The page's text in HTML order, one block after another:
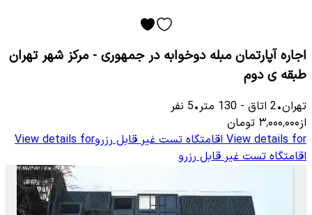
اجاره آپارتمان مبله دوخوابه در جمهوری - مرکز شهر تهران
طبقه ی دوم
تهران•
2 اتاق -
130 متر•
5 نفر
از۳٬۰۰۰٬۰۰۰ تومان
View details for اقامتگاه تست غیر قابل رزروView details for
اقامتگاه تست غیر قابل رزرو